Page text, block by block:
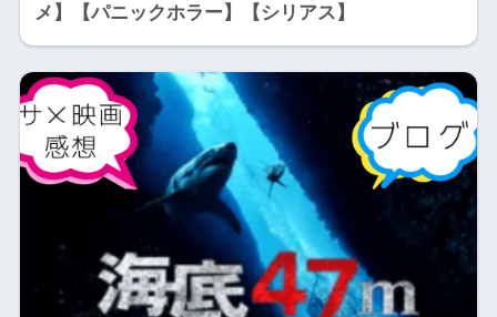
メ】【パニックホラー】【シリアス】